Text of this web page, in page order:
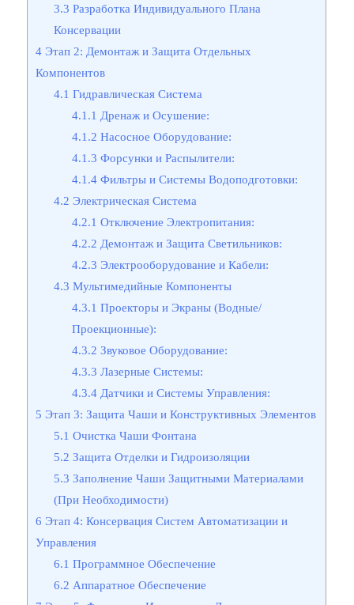
3.3 Разработка Индивидуального Плана
Консервации
4 Этап 2: Демонтаж и Защита Отдельных
Компонентов
4.1 Гидравлическая Система
4.1.1 Дренаж и Осушение:
4.1.2 Насосное Оборудование:
4.1.3 Форсунки и Распылители:
4.1.4 Фильтры и Системы Водоподготовки:
4.2 Электрическая Система
4.2.1 Отключение Электропитания:
4.2.2 Демонтаж и Защита Светильников:
4.2.3 Электрооборудование и Кабели:
4.3 Мультимедийные Компоненты
4.3.1 Проекторы и Экраны (Водные/
Проекционные):
4.3.2 Звуковое Оборудование:
4.3.3 Лазерные Системы:
4.3.4 Датчики и Системы Управления:
5 Этап 3: Защита Чаши и Конструктивных Элементов
5.1 Очистка Чаши Фонтана
5.2 Защита Отделки и Гидроизоляции
5.3 Заполнение Чаши Защитными Материалами
(При Необходимости)
6 Этап 4: Консервация Систем Автоматизации и
Управления
6.1 Программное Обеспечение
6.2 Аппаратное Обеспечение